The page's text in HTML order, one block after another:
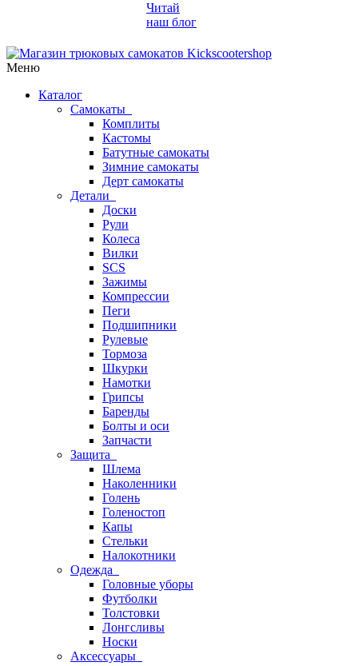
Читай
наш блог
Меню
Каталог
Самокаты
Комплиты
Кастомы
Батутные самокаты
Зимние самокаты
Дерт самокаты
Детали
Доски
Рули
Колеса
Вилки
SCS
Зажимы
Компрессии
Пеги
Подшипники
Рулевые
Тормоза
Шкурки
Намотки
Грипсы
Баренды
Болты и оси
Запчасти
Защита
Шлема
Наколенники
Голень
Голеностоп
Капы
Стельки
Налокотники
Одежда
Головные уборы
Футболки
Толстовки
Лонгсливы
Носки
Аксессуары